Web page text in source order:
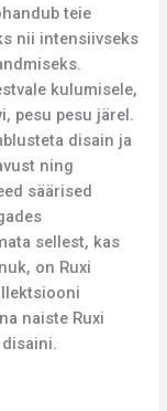
teie
nii intensiivseks
kulumisele,
pesu pesu järel.
disain ja
ning
säärised
sellest, kas
on Ruxi
naiste Ruxi